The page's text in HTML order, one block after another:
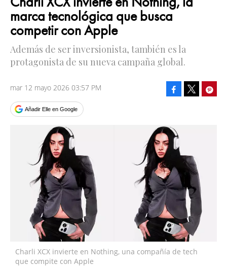
marca tecnológica que busca
competir con Apple
Además de ser inversionista, también es la
protagonista de su nueva campaña global.
mar 12 mayo 2026 03:57 PM
Añadir Elle en Google
Facebook
Charli XCX invierte en Nothing, una compañía de tech
que compite con Apple